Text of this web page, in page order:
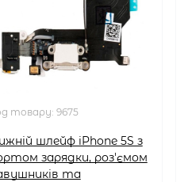
товару: 9675
шлейф iPhone 5S з
зарядки, роз'ємом
та